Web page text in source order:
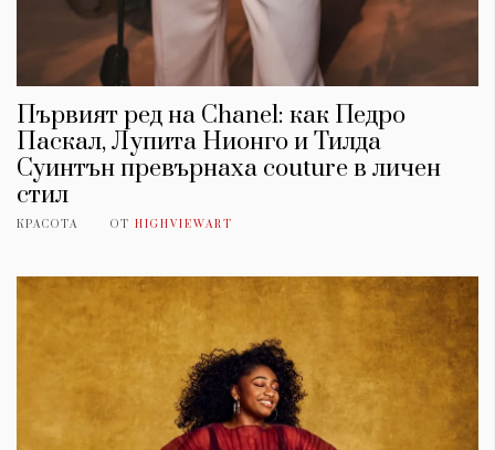
Първият ред на Chanel: как Педро
Паскал, Лупита Нионго и Тилда
Суинтън превърнаха couture в личен
стил
КРАСОТА ОТ HIGHVIEWART
Пътувай
Wellness
СЛЕДВАЙТЕ НИ
Facebook Instagram Twitter
Pinterest
YouTube
Spotify Soundcloud
седмичния ни нюзлетър тук:
© 2026, HighViewArt | Всички права запазени